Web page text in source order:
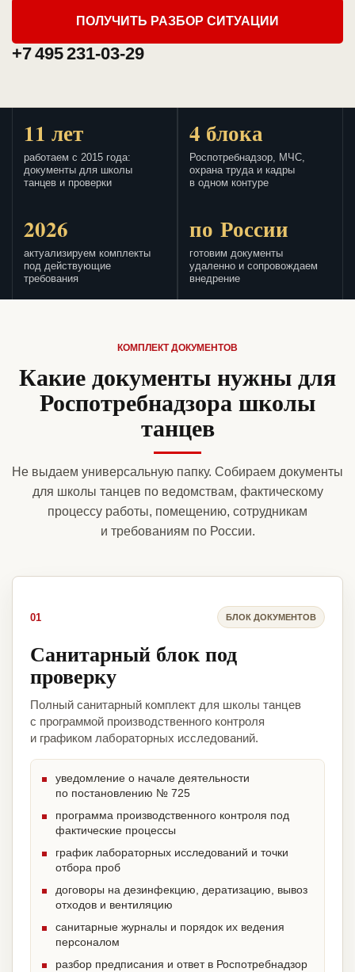
ПОЛУЧИТЬ РАЗБОР СИТУАЦИИ
+7 495 231-03-29
11 лет
работаем с 2015 года:
документы для школы
танцев и проверки
4 блока
Роспотребнадзор, МЧС,
охрана труда и кадры
в одном контуре
2026
актуализируем комплекты
под действующие
требования
по России
готовим документы
удаленно и сопровождаем
внедрение
КОМПЛЕКТ ДОКУМЕНТОВ
Какие документы нужны для
Роспотребнадзора школы
танцев
Не выдаем универсальную папку. Собираем документы
для школы танцев по ведомствам, фактическому
процессу работы, помещению, сотрудникам
и требованиям по России.
01 БЛОК ДОКУМЕНТОВ
Санитарный блок под
проверку
Полный санитарный комплект для школы танцев
с программой производственного контроля
и графиком лабораторных исследований.
уведомление о начале деятельности
по постановлению № 725
программа производственного контроля под
фактические процессы
график лабораторных исследований и точки
отбора проб
договоры на дезинфекцию, дератизацию, вывоз
отходов и вентиляцию
санитарные журналы и порядок их ведения
персоналом
разбор предписания и ответ в Роспотребнадзор